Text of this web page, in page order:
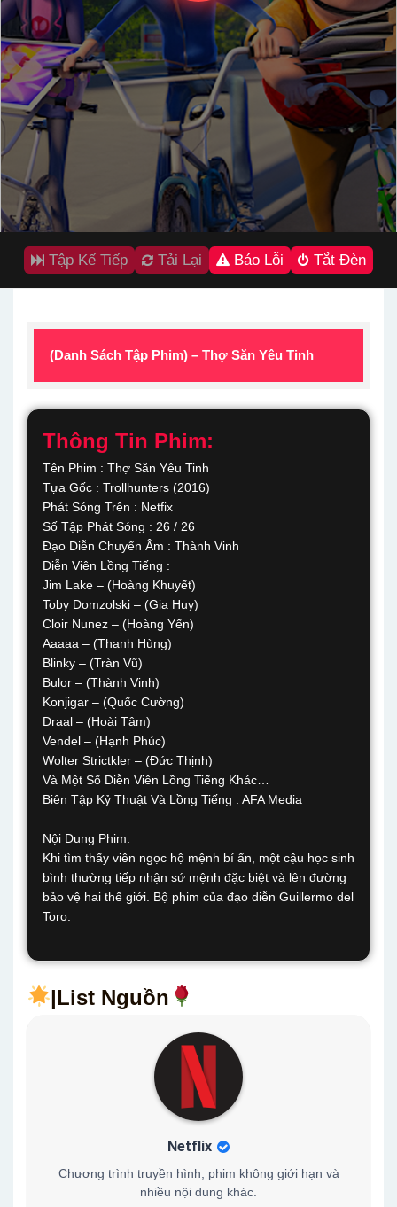
Tập Kế Tiếp Tải Lại Báo Lỗi Tắt Đèn
(Danh Sách Tập Phim) – Thợ Săn Yêu Tinh
Thông Tin Phim:
Tên Phim : Thợ Săn Yêu Tinh
Tựa Gốc : Trollhunters (2016)
Phát Sóng Trên : Netfix
Số Tập Phát Sóng : 26 / 26
Đạo Diễn Chuyển Âm : Thành Vinh
Diễn Viên Lồng Tiếng :
Jim Lake – (Hoàng Khuyết)
Toby Domzolski – (Gia Huy)
Cloir Nunez – (Hoàng Yến)
Aaaaa – (Thanh Hùng)
Blinky – (Tràn Vũ)
Bulor – (Thành Vinh)
Konjigar – (Quốc Cường)
Draal – (Hoài Tâm)
Vendel – (Hạnh Phúc)
Wolter Strictkler – (Đức Thịnh)
Và Một Số Diễn Viên Lồng Tiếng Khác…
Biên Tập Kỷ Thuật Và Lồng Tiếng : AFA Media
Nội Dung Phim:
Khi tìm thấy viên ngọc hộ mệnh bí ẩn, một cậu học sinh
bình thường tiếp nhận sứ mệnh đặc biệt và lên đường
bảo vệ hai thế giới. Bộ phim của đạo diễn Guillermo del
Toro.
|List Nguồn
Netflix
Chương trình truyền hình, phim không giới hạn và
nhiều nội dung khác.